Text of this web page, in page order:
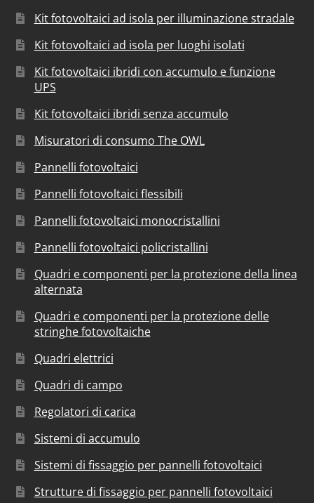
Kit fotovoltaici ad isola per illuminazione stradale
Kit fotovoltaici ad isola per luoghi isolati
Kit fotovoltaici ibridi con accumulo e funzione
UPS
Kit fotovoltaici ibridi senza accumulo
Misuratori di consumo The OWL
Pannelli fotovoltaici
Pannelli fotovoltaici flessibili
Pannelli fotovoltaici monocristallini
Pannelli fotovoltaici policristallini
Quadri e componenti per la protezione della linea
alternata
Quadri e componenti per la protezione delle
stringhe fotovoltaiche
Quadri elettrici
Quadri di campo
Regolatori di carica
Sistemi di accumulo
Sistemi di fissaggio per pannelli fotovoltaici
Strutture di fissaggio per pannelli fotovoltaici